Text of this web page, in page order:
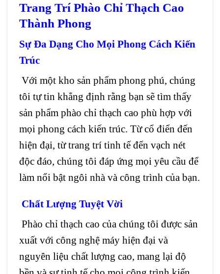
Trang TríPhào Chỉ Thạch Cao
Thành Phong
Sự Đa Dạng Cho Mọi Phong Cách Kiến
Trúc
Với một kho sản phẩm phong phú, chúng
tôi tự tin khẳng định rằng bạn sẽ tìm thấy
sản phẩm phào chỉ thạch cao phù hợp với
mọi phong cách kiến trúc. Từ cổ điển đến
hiện đại, từ trang trí tinh tế đến vạch nét
độc đáo, chúng tôi đáp ứng mọi yêu cầu để
làm nổi bật ngôi nhà và công trình của bạn.
Chất Lượng Tuyệt Vời
Phào chỉ thạch cao của chúng tôi được sản
xuất với công nghệ máy hiện đại và
nguyên liệu chất lượng cao, mang lại độ